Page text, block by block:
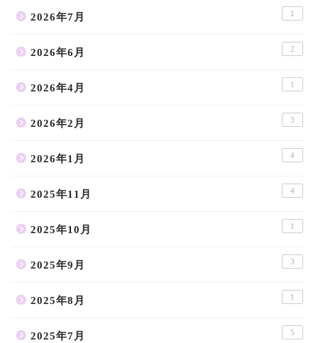
2026年7月 1
2026年6月 2
2026年4月 1
2026年2月 3
2026年1月 4
2025年11月 4
2025年10月 1
2025年9月 3
2025年8月 1
2025年7月 5